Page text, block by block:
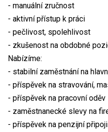
- manuální zručnost
- aktivní přístup k práci
- pečlivost, spolehlivost
- zkušenost na obdobné
Nabízíme:
- stabilní zaměstnání na
- příspěvek na stravování,
- příspěvek na pracovní oděv
- zaměstnanecké slevy na
- příspěvek na penzijní